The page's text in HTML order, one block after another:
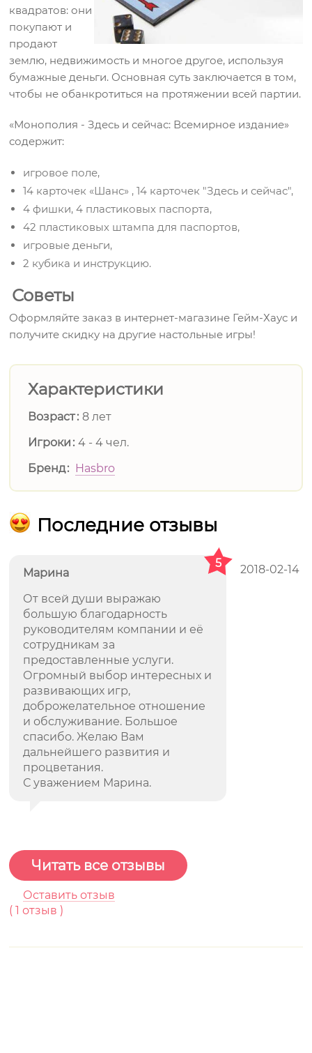
квадратов: они
покупают и
продают
землю, недвижимость и многое другое, используя
бумажные деньги. Основная суть заключается в том,
чтобы не обанкротиться на протяжении всей партии.
«Монополия - Здесь и сейчас: Всемирное издание»
содержит:
игровое поле,
14 карточек «Шанс» , 14 карточек "Здесь и сейчас",
4 фишки, 4 пластиковых паспорта,
42 пластиковых штампа для паспортов,
игровые деньги,
2 кубика и инструкцию.
Советы
Оформляйте заказ в интернет-магазине Гейм-Хаус и
получите скидку на другие настольные игры!
Характеристики
Возраст 8 лет
Игроки 4 - 4 чел.
Бренд
Hasbro
Последние отзывы
Марина 2018-02-14
5
От всей души выражаю
большую благодарность
руководителям компании и её
сотрудникам за
предоставленные услуги.
Огромный выбор интересных и
развивающих игр,
доброжелательное отношение
и обслуживание. Большое
спасибо. Желаю Вам
дальнейшего развития и
процветания.
С уважением Марина.
Читать все отзывы
Оставить отзыв
(1 отзыв )